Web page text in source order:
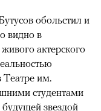
обольстил и
видно в
актерского
Театре им.
студентами
звездой